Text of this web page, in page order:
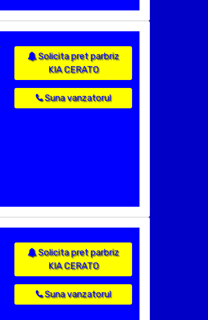
Solicita pret parbriz
KIA CERATO
Suna vanzatorul
Solicita pret parbriz
KIA CERATO
Suna vanzatorul